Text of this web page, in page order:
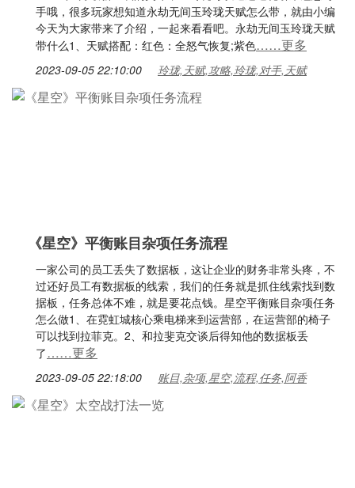
手哦，很多玩家想知道永劫无间玉玲珑天赋怎么带，就由小编
今天为大家带来了介绍，一起来看看吧。永劫无间玉玲珑天赋
带什么1、天赋搭配：红色：全怒气恢复;紫色……更多
2023-09-05 22:10:00 玲珑,天赋,攻略,玲珑,对手,天赋
《星空》平衡账目杂项任务流程
一家公司的员工丢失了数据板，这让企业的财务非常头疼，不
过还好员工有数据板的线索，我们的任务就是抓住线索找到数
据板，任务总体不难，就是要花点钱。星空平衡账目杂项任务
怎么做1、在霓虹城核心乘电梯来到运营部，在运营部的椅子
可以找到拉菲克。2、和拉斐克交谈后得知他的数据板丢
了……更多
2023-09-05 22:18:00 账目,杂项,星空,流程,任务,阿香